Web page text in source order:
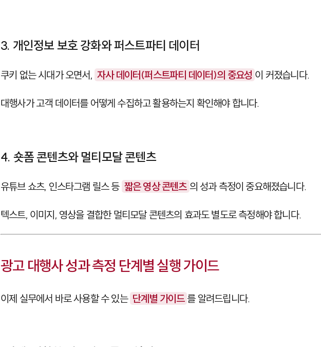
3. 개인정보 보호 강화와 퍼스트파티 데이터
쿠키 없는 시대가 오면서, 자사 데이터(퍼스트파티 데이터)의 중요성 이 커졌습니다.
대행사가 고객 데이터를 어떻게 수집하고 활용하는지 확인해야 합니다.
4. 숏폼 콘텐츠와 멀티모달 콘텐츠
유튜브 쇼츠, 인스타그램 릴스 등 짧은 영상 콘텐츠 의 성과 측정이 중요해졌습니다.
텍스트, 이미지, 영상을 결합한 멀티모달 콘텐츠의 효과도 별도로 측정해야 합니다.
광고 대행사 성과 측정 단계별 실행 가이드
이제 실무에서 바로 사용할 수 있는 단계별 가이드 를 알려드립니다.